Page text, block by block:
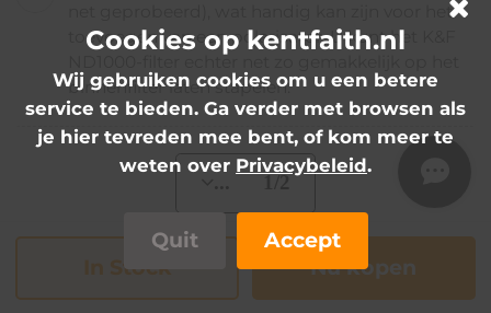
net geprobeerd), wat handig kan zijn voor het
toevoegen van een polarisator. U kunt het K&F
binnenfilter laten stapelen.
... 1/2
In Stock Nu kopen
Cookies op kentfaith.nl
Wij gebruiken cookies om u een betere
service te bieden. Ga verder met browsen als
je hier tevreden mee bent, of kom meer te
weten over Privacybeleid.
Quit Accept